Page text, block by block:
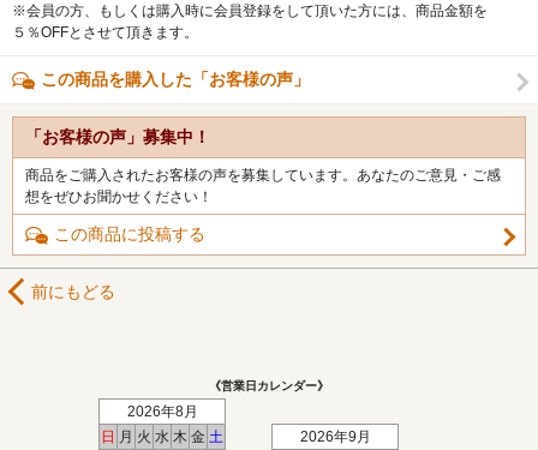
※会員の方、もしくは購入時に会員登録をして頂いた方には、商品金額を
５％OFFとさせて頂きます。
この商品を購入した「お客様の声」
「お客様の声」募集中！
商品をご購入されたお客様の声を募集しています。あなたのご意見・ご感
想をぜひお聞かせください！
この商品に投稿する
前にもどる
《営業日カレンダー》
2026年8月
日 月 火 水 木 金 土
2026年9月